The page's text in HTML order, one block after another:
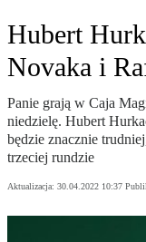
Hubert
Novaka i
Panie grają w Caja
niedzielę. Hubert
będzie znacznie
trzeciej rundzie
Aktualizacja: 30.04.2022 10:37